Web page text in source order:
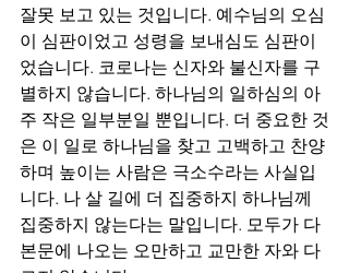
잘못 보고 있는 것입니다. 예수님의 오심
이 심판이었고 성령을 보내심도 심판이
었습니다. 코로나는 신자와 불신자를 구
별하지 않습니다. 하나님의 일하심의 아
주 작은 일부분일 뿐입니다. 더 중요한 것
은 이 일로 하나님을 찾고 고백하고 찬양
하며 높이는 사람은 극소수라는 사실입
니다. 나 살 길에 더 집중하지 하나님께
집중하지 않는다는 말입니다. 모두가 다
본문에 나오는 오만하고 교만한 자와 다